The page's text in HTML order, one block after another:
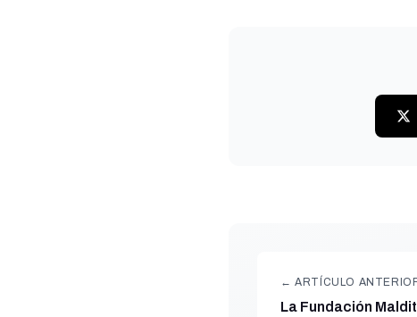
← ARTÍCULO
La Fundación